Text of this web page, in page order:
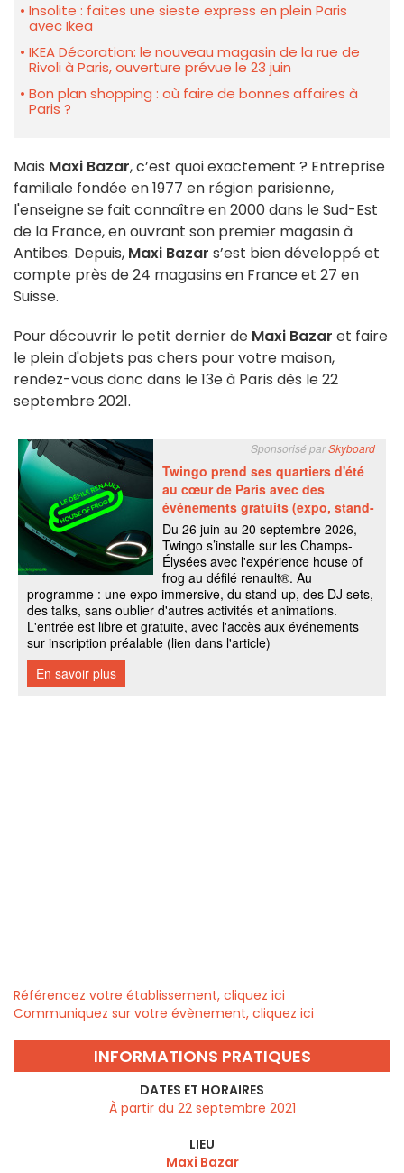
Insolite : faites une sieste express en plein Paris
avec Ikea
IKEA Décoration: le nouveau magasin de la rue de
Rivoli à Paris, ouverture prévue le 23 juin
Bon plan shopping : où faire de bonnes affaires à
Paris ?
Mais Maxi Bazar, c’est quoi exactement ? Entreprise
familiale fondée en 1977 en région parisienne,
l'enseigne se fait connaître en 2000 dans le Sud-Est
de la France, en ouvrant son premier magasin à
Antibes. Depuis, Maxi Bazar s’est bien développé et
compte près de 24 magasins en France et 27 en
Suisse.
Pour découvrir le petit dernier de Maxi Bazar et faire
le plein d'objets pas chers pour votre maison,
rendez-vous donc dans le 13e à Paris dès le 22
septembre 2021.
Référencez votre établissement, cliquez ici
Communiquez sur votre évènement, cliquez ici
INFORMATIONS PRATIQUES
DATES ET HORAIRES
À partir du 22 septembre 2021
LIEU
Maxi Bazar